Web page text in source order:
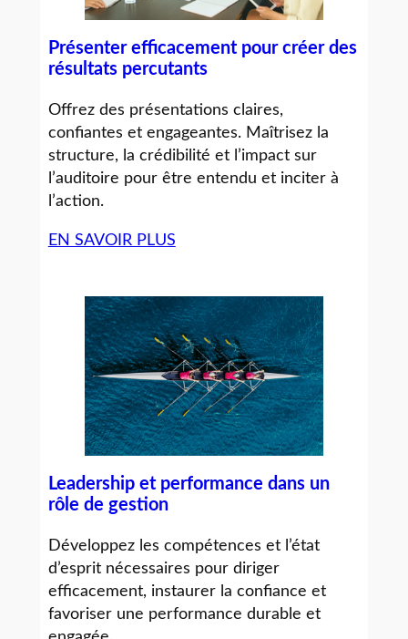
Présenter efficacement pour créer des
résultats percutants
Offrez des présentations claires,
confiantes et engageantes. Maîtrisez la
structure, la crédibilité et l’impact sur
l’auditoire pour être entendu et inciter à
l’action.
EN SAVOIR PLUS
Leadership et performance dans un
rôle de gestion
Développez les compétences et l’état
d’esprit nécessaires pour diriger
efficacement, instaurer la confiance et
favoriser une performance durable et